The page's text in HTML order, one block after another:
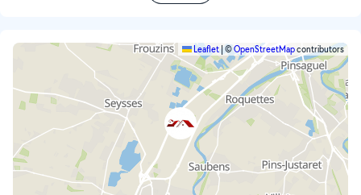
Leaflet|©OpenStreetMapcontributors